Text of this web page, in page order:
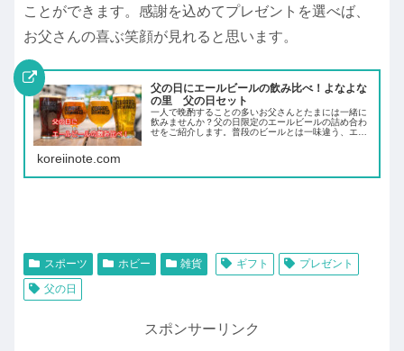
ことができます。感謝を込めてプレゼントを選べば、
お父さんの喜ぶ笑顔が見れると思います。
父の日にエールビールの飲み比べ！よなよな
の里 父の日セット
一人で晩酌することの多いお父さんとたまには一緒に
飲みませんか？父の日限定のエールビールの詰め合わ
せをご紹介します。普段のビールとは一味違う、エー
koreiinote.com
スポーツ ホビー 雑貨 ギフト
プレゼント
父の日
スポンサーリンク